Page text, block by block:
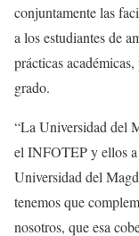
conjuntamente las
a los estudiantes de
prácticas
grado.
“La Universidad del
el INFOTEP y ellos a
Universidad del
tenemos que
nosotros, que esa